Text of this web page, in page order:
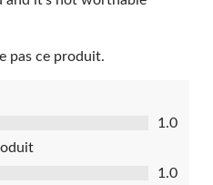
pas ce produit.
1.0
1.0 sur 5
1.0